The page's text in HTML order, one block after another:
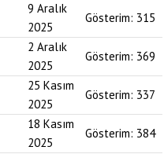
9 Aralık
2025
Gösterim: 315
2 Aralık
2025
Gösterim: 369
25 Kasım
2025
Gösterim: 337
18 Kasım
2025
Gösterim: 384